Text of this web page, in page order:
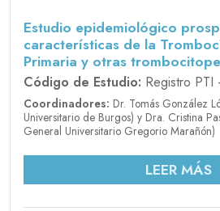
Estudio epidemiológico
características de la
Primaria y otras
Código de Estudio: Registro PTI -
Coordinadores: Dr. Tomás González
Universitario de Burgos) y Dra. Cristina
General Universitario Gregorio Marañón)
LEER MÁS